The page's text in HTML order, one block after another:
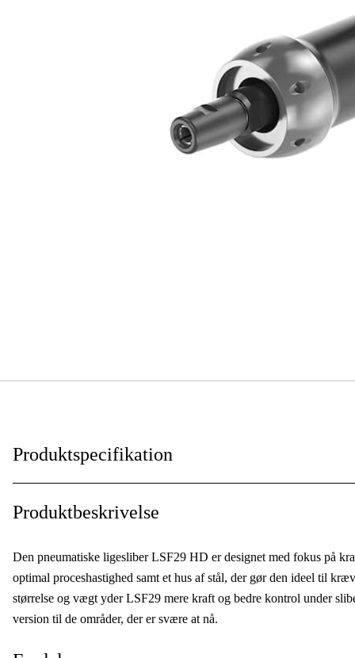
Produktspecifikation
Anvendelsesniveau
Anvendelsestype :
Produktbeskrivelse
Den pneumatiske ligesliber LSF29 HD er designet med fokus på
optimal proceshastighed samt et hus af stål, der gør den ideel til
størrelse og vægt yder LSF29 mere kraft og bedre kontrol under
version til de områder, der er svære at nå.